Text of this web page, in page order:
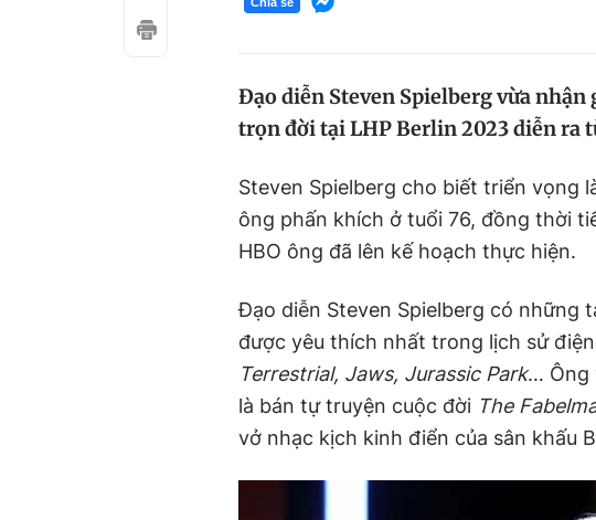
Đạo diễn Steven Spielberg vừa
trọn đời tại LHP Berlin 2023 diễn ra
Steven Spielberg cho biết triển vọng
ông phấn khích ở tuổi 76, đồng thời
HBO ông đã lên kế hoạch thực hiện.
Đạo diễn Steven Spielberg có những
được yêu thích nhất trong lịch sử
Terrestrial, Jaws, Jurassic Park… Ông
là bán tự truyện cuộc đời The
vở nhạc kịch kinh điển của sân khấu